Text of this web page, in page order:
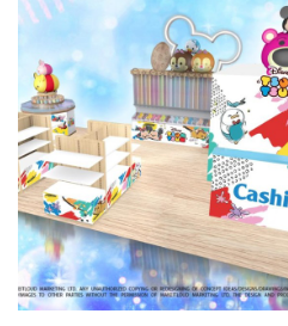
生成式AI與雲端應用
Enterprise Digital
特集